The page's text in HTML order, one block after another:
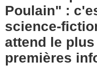
Poulain" :
science-
attend le
premières